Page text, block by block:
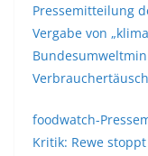
Pressemitteilung
Vergabe von
foodwatch-
Kritik: Rewe